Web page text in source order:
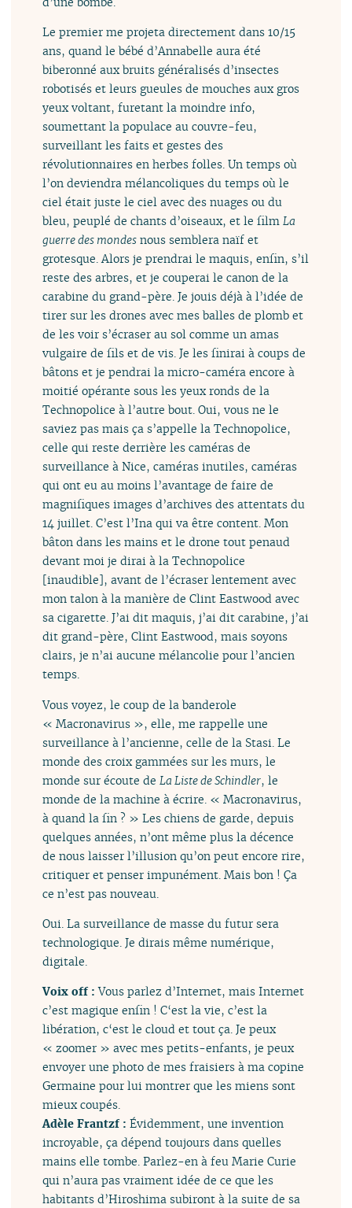
Le premier me projeta directement dans 10/15
ans, quand le bébé d’Annabelle aura été
biberonné aux bruits généralisés d’insectes
robotisés et leurs gueules de mouches aux gros
yeux voltant, furetant la moindre info,
soumettant la populace au couvre-feu,
surveillant les faits et gestes des
révolutionnaires en herbes folles. Un temps où
l’on deviendra mélancoliques du temps où le
ciel était juste le ciel avec des nuages ou du
bleu, peuplé de chants d’oiseaux, et le filmLa
guerre des mondes nous semblera naïf et
grotesque. Alors je prendrai le maquis, enfin, s’il
reste des arbres, et je couperai le canon de la
carabine du grand-père. Je jouis déjà à l’idée de
tirer sur les drones avec mes balles de plomb et
de les voir s’écraser au sol comme un amas
vulgaire de fils et de vis. Je les finirai à coups de
bâtons et je pendrai la micro-caméra encore à
moitié opérante sous les yeux ronds de la
Technopolice à l’autre bout. Oui, vous ne le
saviez pas mais ça s’appelle la Technopolice,
celle qui reste derrière les caméras de
surveillance à Nice, caméras inutiles, caméras
qui ont eu au moins l’avantage de faire de
magnifiques images d’archives des attentats du
14 juillet. C’est l’Ina qui va être content. Mon
bâton dans les mains et le drone tout penaud
devant moi je dirai à la Technopolice
[inaudible], avant de l’écraser lentement avec
mon talon à la manière de Clint Eastwood avec
sa cigarette. J’ai dit maquis, j’ai dit carabine, j’ai
dit grand-père, Clint Eastwood, mais soyons
clairs, je n’ai aucune mélancolie pour l’ancien
temps.
Vous voyez, le coup de la banderole
« Macronavirus », elle, me rappelle une
surveillance à l’ancienne, celle de la Stasi. Le
monde des croix gammées sur les murs, le
monde sur écoute de La Liste de Schindler, le
monde de la machine à écrire. « Macronavirus,
à quand la fin ? » Les chiens de garde, depuis
quelques années, n’ont même plus la décence
de nous laisser l’illusion qu’on peut encore rire,
critiquer et penser impunément. Mais bon ! Ça
ce n’est pas nouveau.
Oui. La surveillance de masse du futur sera
technologique. Je dirais même numérique,
digitale.
Voix off :Vous parlez d’Internet, mais Internet
c’est magique enfin ! C‘est la vie, c’est la
libération, c‘est le cloud et tout ça. Je peux
« zoomer » avec mes petits-enfants, je peux
envoyer une photo de mes fraisiers à ma copine
Germaine pour lui montrer que les miens sont
mieux coupés.
Adèle Frantzf :Évidemment, une invention
incroyable, ça dépend toujours dans quelles
mains elle tombe. Parlez-en à feu Marie Curie
qui n’aura pas vraiment idée de ce que les
habitants d’Hiroshima subiront à la suite de sa